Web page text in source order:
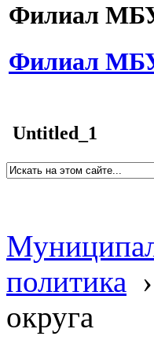
Филиал
Филиал
Untitled_1
политика ›
округа